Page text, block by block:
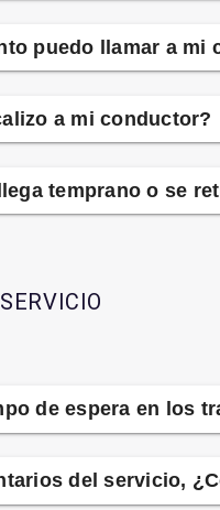
puedo llamar a mi
a mi conductor?
temprano o se
de espera en los
del servicio,